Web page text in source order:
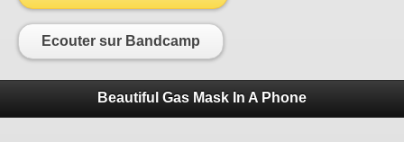
Ecouter sur Bandcamp
Beautiful Gas Mask In A Phone